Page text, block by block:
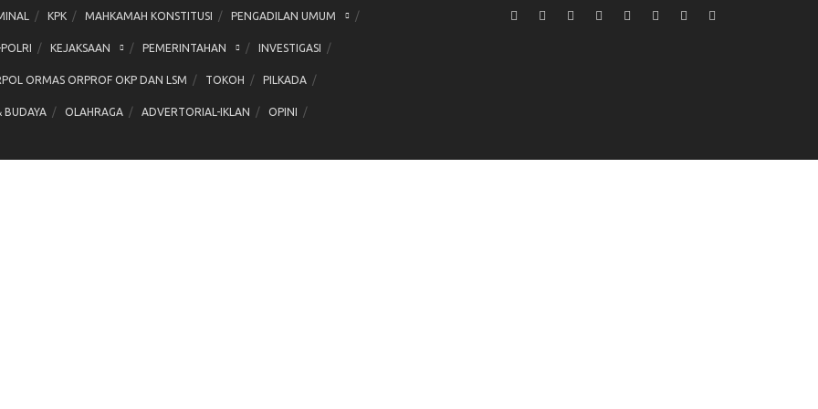
KPK MAHKAMAH KONSTITUSI PENGADILAN UMUM
KEJAKSAAN PEMERINTAHAN INVESTIGASI
ORMAS ORPROF OKP DAN LSM TOKOH PILKADA
BUDAYA OLAHRAGA ADVERTORIAL-IKLAN OPINI